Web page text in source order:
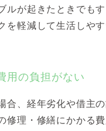
ルが起きたときでも
を軽減して生活しや
用の負担がない
合、経年劣化や借主
修理・修繕にかかる費